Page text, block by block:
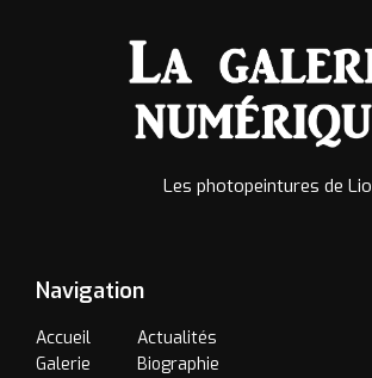
Les photopeintures de Lio
Navigation
Accueil
Galerie
Actualités
Biographie